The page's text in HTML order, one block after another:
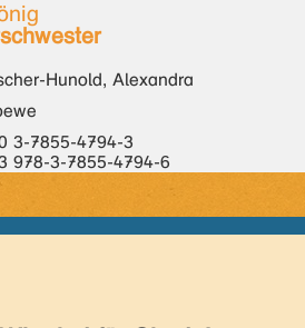
Hunold, Alexandra
3-7855-4794-3
978-3-7855-4794-6